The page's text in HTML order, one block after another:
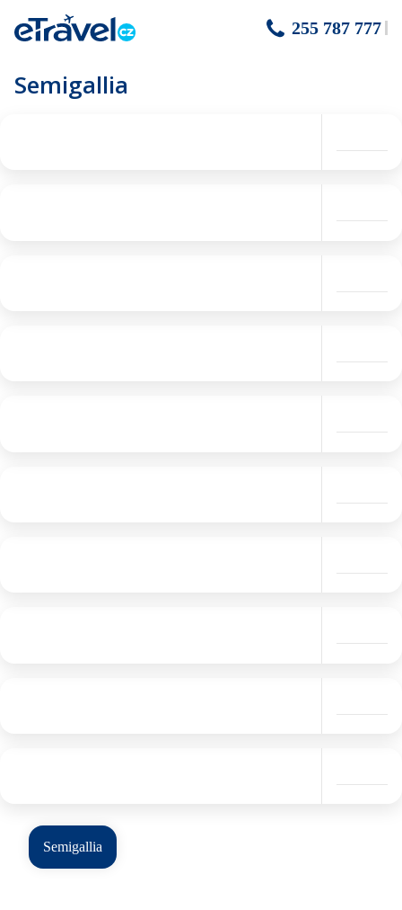
255 787 777
Semigallia
Semigallia